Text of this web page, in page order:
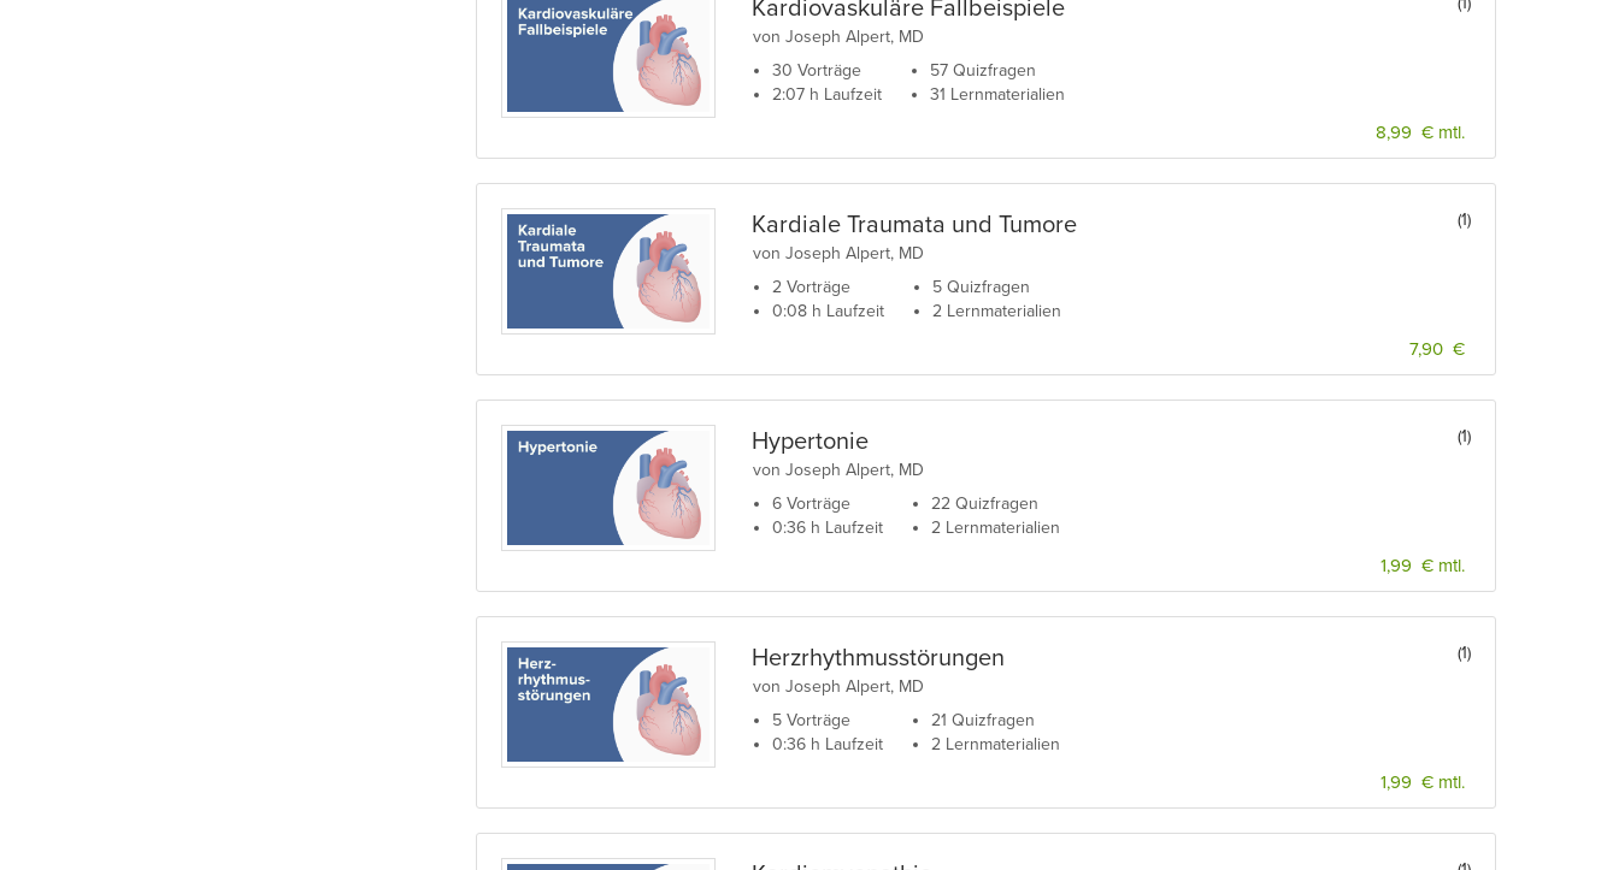
Kardiovaskuläre Fallbeispiele
von Joseph Alpert, MD
30 Vorträge
2:07 h Laufzeit
57 Quizfragen
31 Lernmaterialien
8,99 € mtl.
Kardiale Traumata und Tumore
von Joseph Alpert, MD
2 Vorträge
0:08 h Laufzeit
5 Quizfragen
2 Lernmaterialien
(1)
7,90 €
Hypertonie
von Joseph Alpert, MD
6 Vorträge
0:36 h Laufzeit
22 Quizfragen
2 Lernmaterialien
(1)
1,99 € mtl.
Herzrhythmusstörungen
von Joseph Alpert, MD
5 Vorträge
0:36 h Laufzeit
21 Quizfragen
2 Lernmaterialien
(1)
1,99 € mtl.